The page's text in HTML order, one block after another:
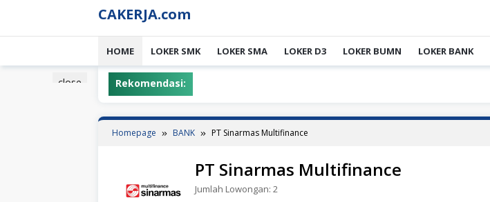
content
CAKERJA.com
HOME LOKER SMK LOKER SMA LOKER D3 LOKER BUMN LOKER BANK
close Rekomendasi:
Homepage BANK PT Sinarmas Multifinance
PT Sinarmas Multifinance
Jumlah Lowongan: 2